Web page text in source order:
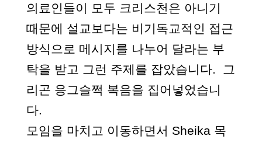
의료인들이 모두 크리스천은 아니기
때문에 설교보다는 비기독교적인 접근
방식으로 메시지를 나누어 달라는 부
탁을 받고 그런 주제를 잡았습니다. 그
리곤 응그슬쩍 복음을 집어넣었습니
다.
모임을 마치고 이동하면서 Sheika 목